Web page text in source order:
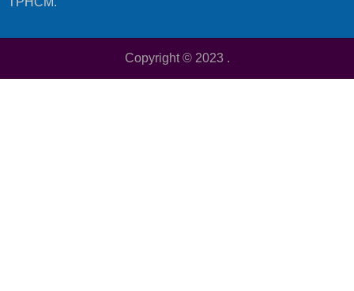
Copyright © 2023 .